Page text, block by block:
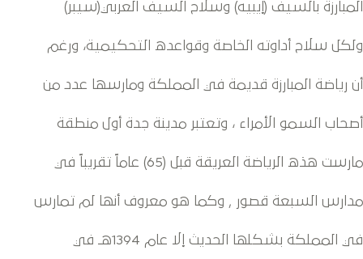
المبارزة بالسيف (إيبيه) وسلاح السيف العربي(سيبر)
ولكل سلاح أداوته الخاصة وقواعده التحكيمية، ورغم
أن رياضة المبارزة قديمة في المملكة ومارسها عدد من
أصحاب السمو الأمراء ، وتعتبر مدينة جدة أول منطقة
مارست هذه الرياضة العريقة قبل (65) عاماً تقريباً في
مدارس السبعة قصور , وكما هو معروف أنها لم تمارس
في المملكة بشكلها الحديث إلا عام 1394هـ في